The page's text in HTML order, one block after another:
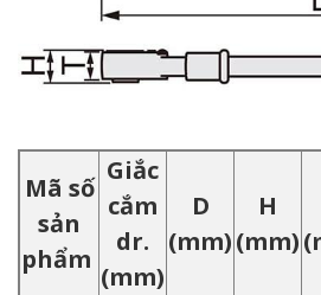
Mã số
sản
phẩm
Giắc
cắm
dr.
(mm)
D
(mm)
H
(mm)